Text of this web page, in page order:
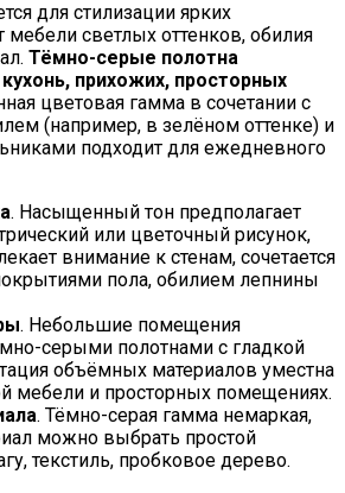
для стилизации ярких
мебели светлых оттенков, обилия
Тёмно-серые полотна
прихожих, просторных
цветовая гамма в сочетании с
(например, в зелёном оттенке) и
подходит для ежедневного
. Насыщенный тон предполагает
или цветочный рисунок,
внимание к стенам, сочетается
пола, обилием лепнины
. Небольшие помещения
серыми полотнами с гладкой
объёмных материалов уместна
мебели и просторных помещениях.
. Тёмно-серая гамма немаркая,
можно выбрать простой
текстиль, пробковое дерево.